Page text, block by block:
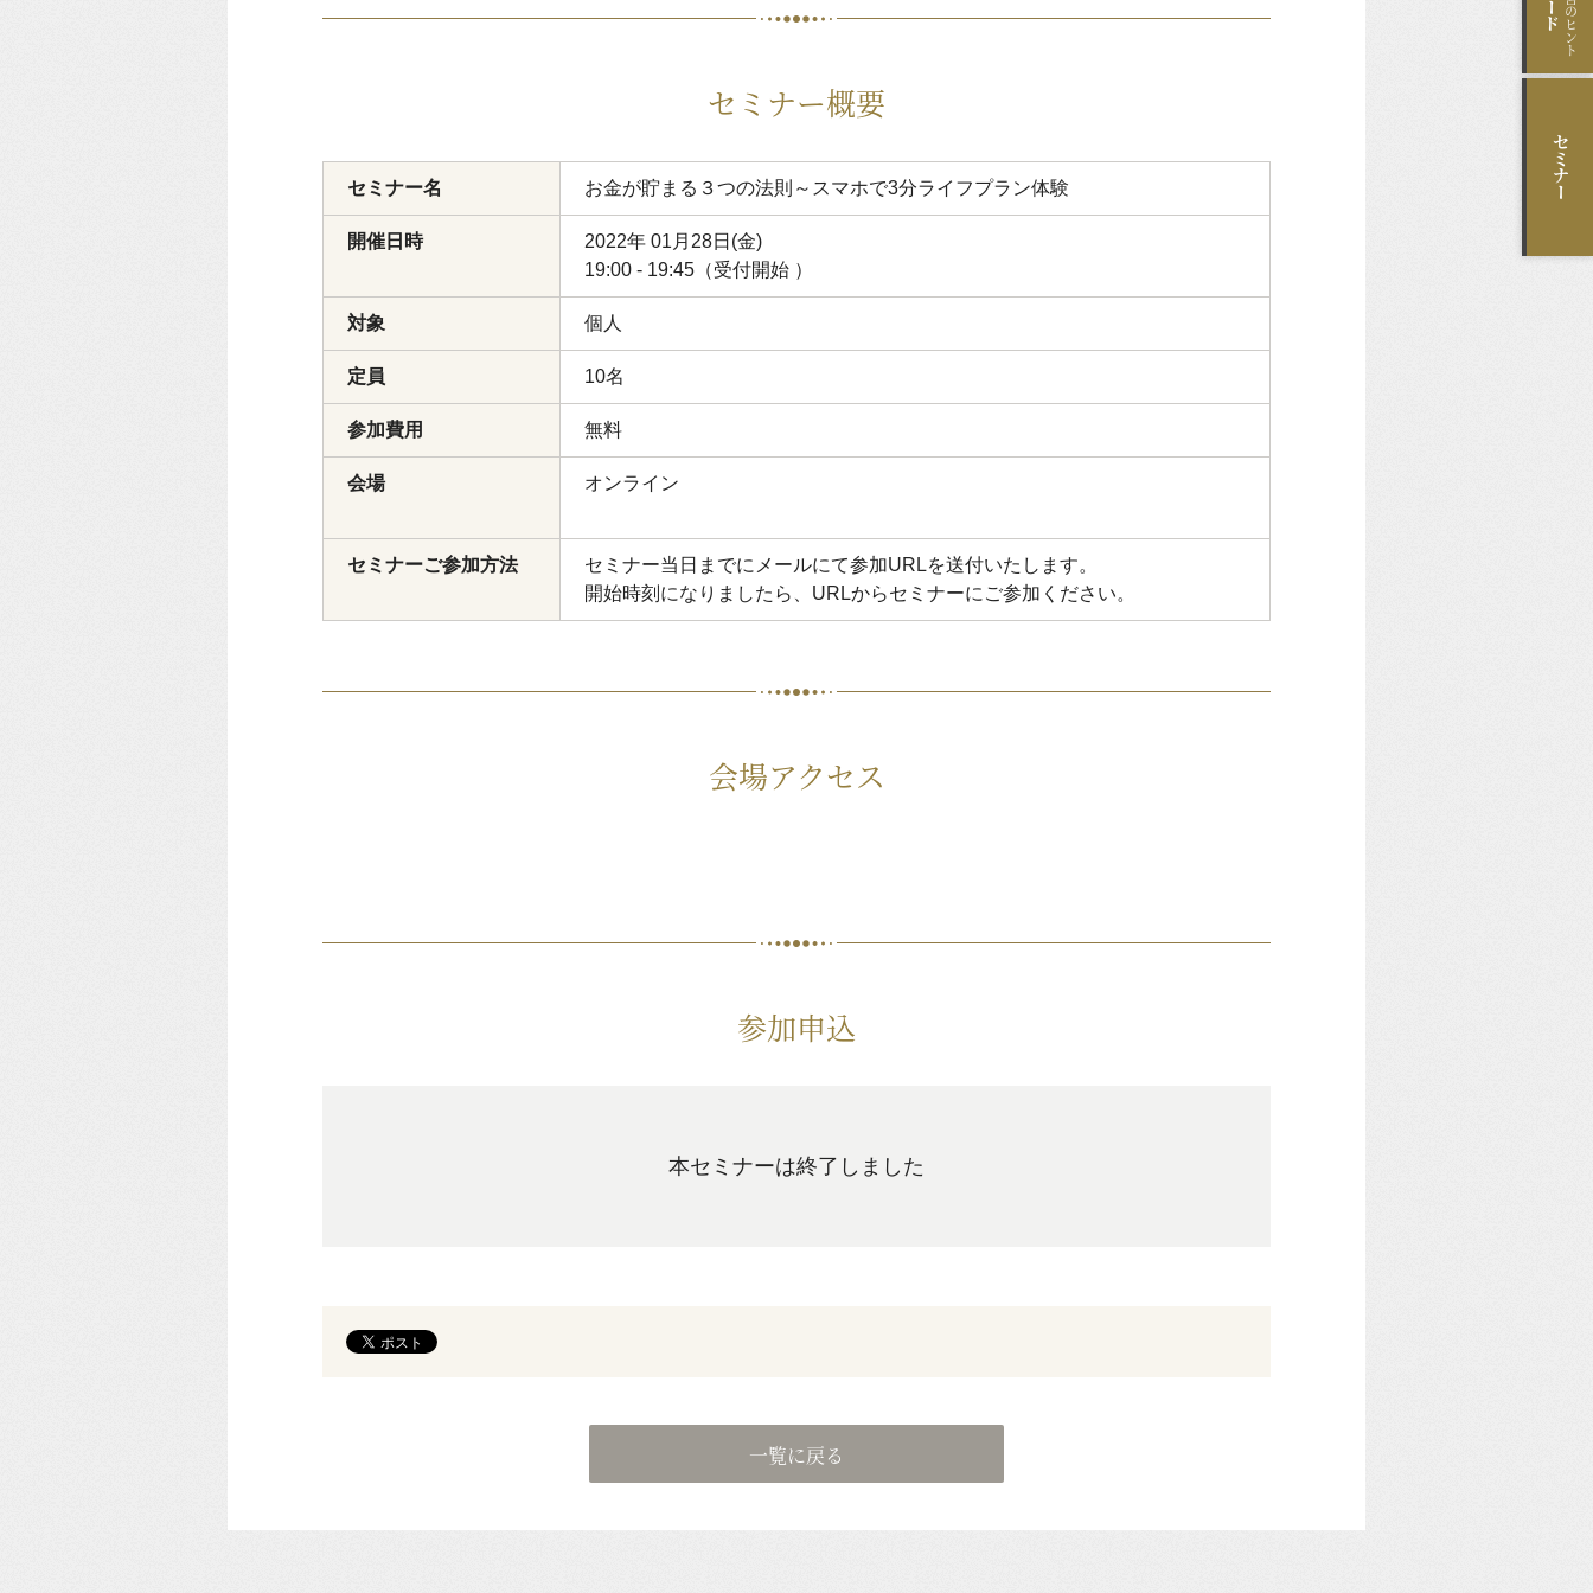
セミナー概要
セミナー名 お金が貯まる３つの法則～スマホで3分ライフプラン体験
開催日時
2022年 01月28日(金)
19:00 - 19:45（受付開始 ）
対象 個人
定員 10名
参加費用 無料
会場 オンライン
セミナーご参加方法
セミナー当日までにメールにて参加URLを送付いたします。
開始時刻になりましたら、URLからセミナーにご参加ください。
会場アクセス
参加申込
本セミナーは終了しました
一覧に戻る
セミナー